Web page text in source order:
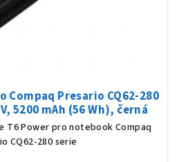
Compaq Presario CQ62-280
5200 mAh (56 Wh), černá
T6 Power pro notebook Compaq
CQ62-280 serie